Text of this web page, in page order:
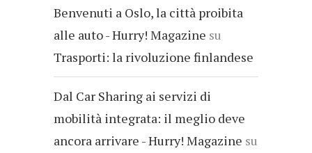
Benvenuti a Oslo, la città proibita
alle auto - Hurry! Magazine su
Trasporti: la rivoluzione finlandese
Dal Car Sharing ai servizi di
mobilità integrata: il meglio deve
ancora arrivare - Hurry! Magazine su